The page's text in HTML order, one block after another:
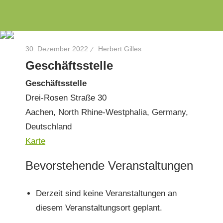
springen
3
Rosen
seit
dem
Jahr
2010
als
Aachener
Bürgerinitiative
und
Umweltthemen
30. Dezember 2022 Herbert Gilles
Geschäftsstelle
Geschäftsstelle
Drei-Rosen Straße 30
Aachen, North Rhine-Westphalia, Germany,
Deutschland
KarteGeschäftsstelle
Bevorstehende Veranstaltungen
Derzeit sind keine Ver­anstal­tun­gen an
diesem Ver­anstal­tung­sort geplant.